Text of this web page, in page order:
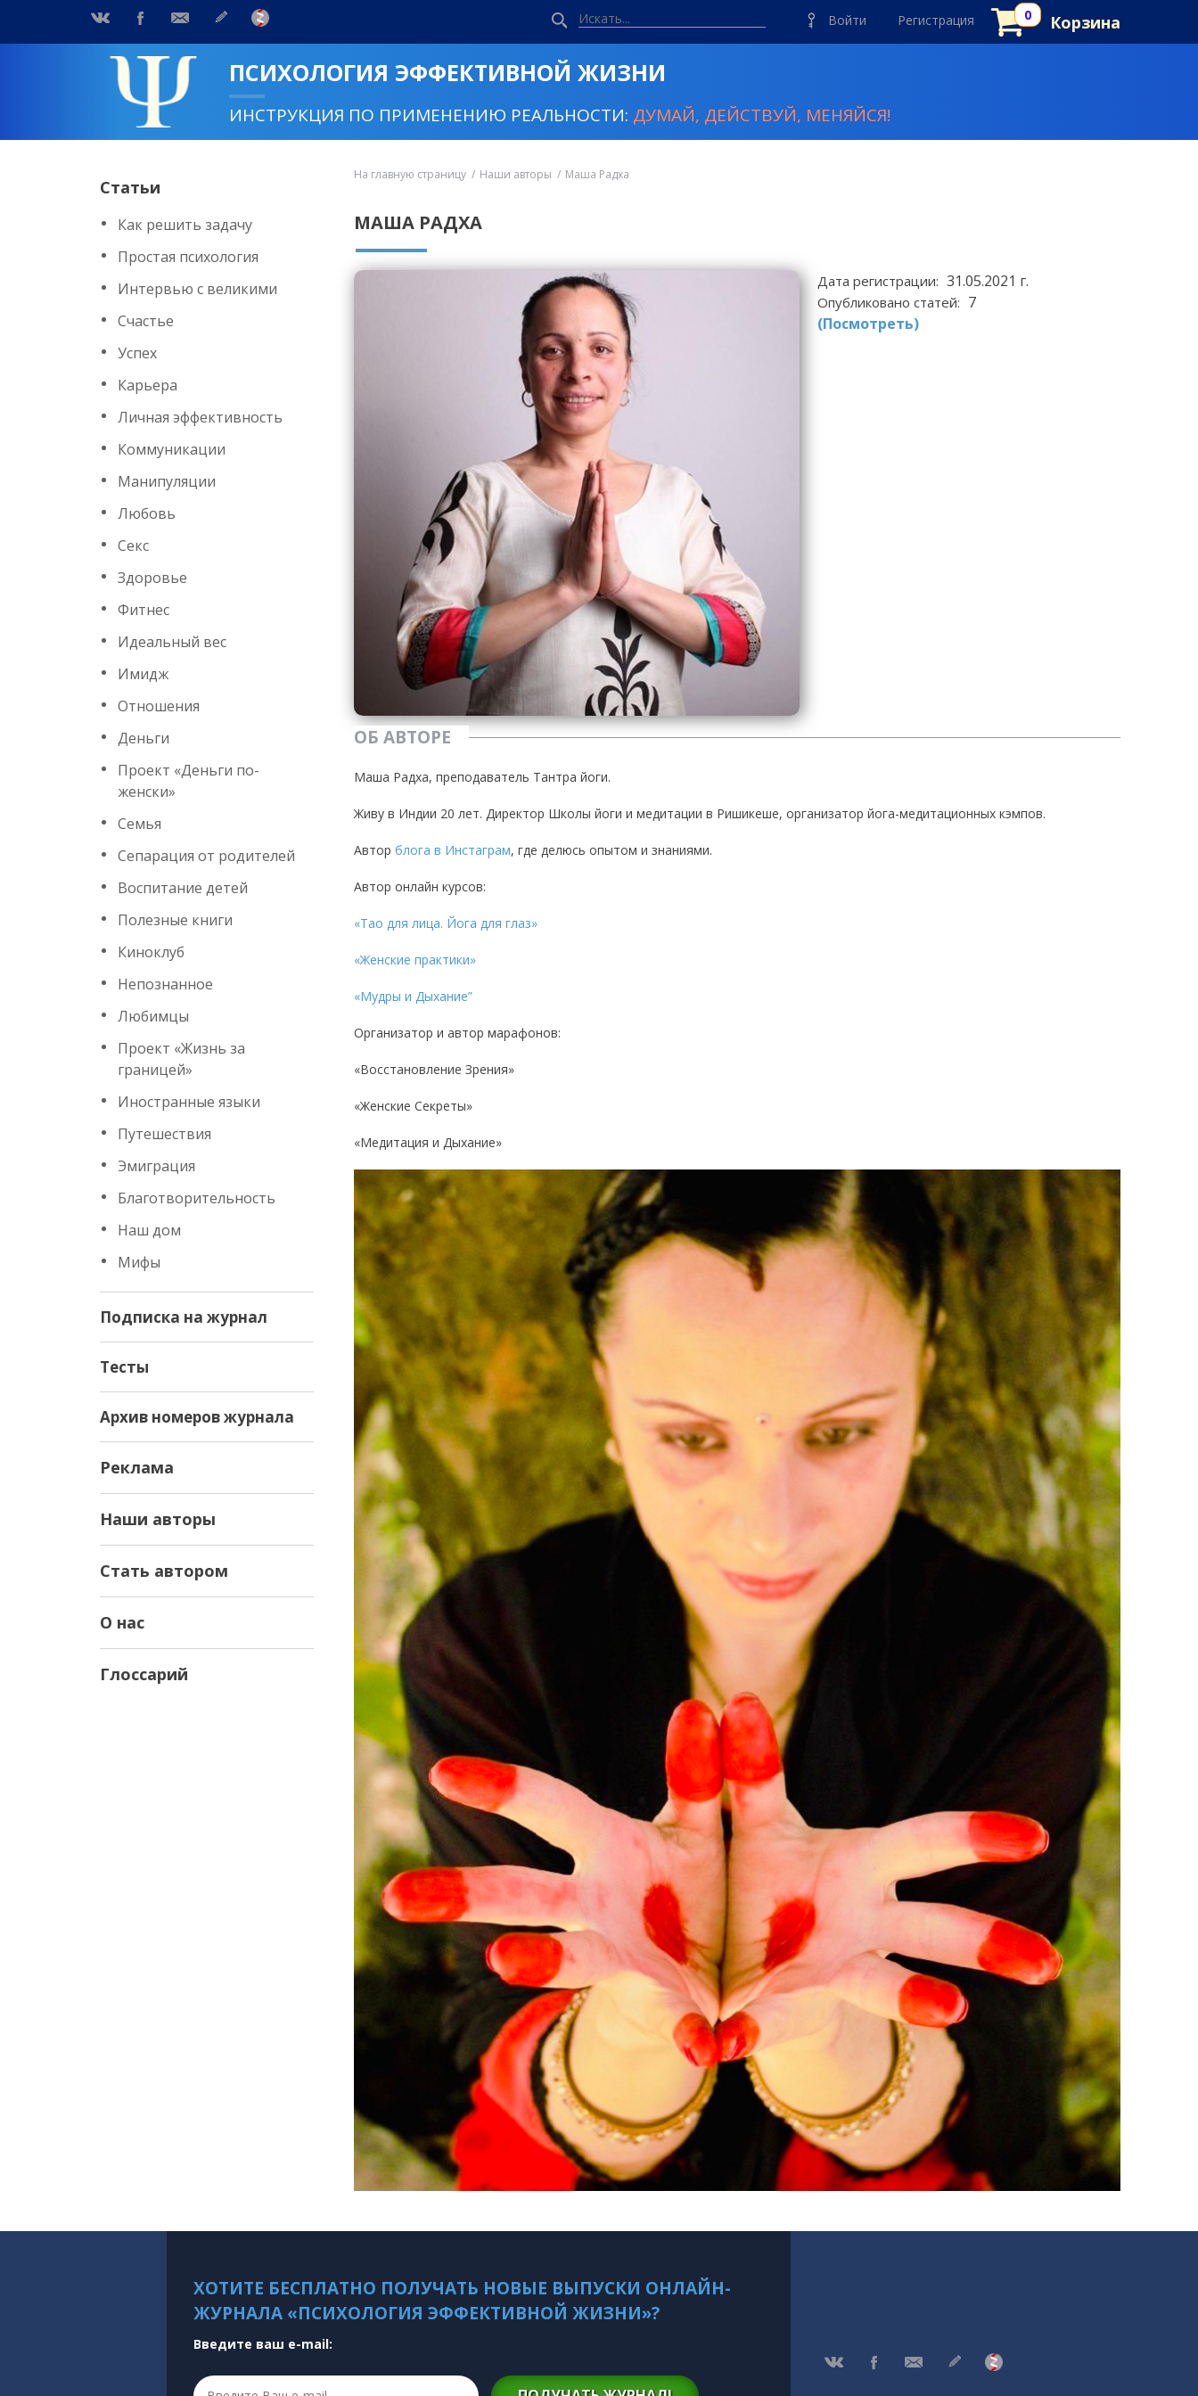
Войти Регистрация Корзина
ПСИХОЛОГИЯ ЭФФЕКТИВНОЙ ЖИЗНИ
ИНСТРУКЦИЯ ПО ПРИМЕНЕНИЮ РЕАЛЬНОСТИ: ДУМАЙ, ДЕЙСТВУЙ, МЕНЯЙСЯ!
Статьи
Как решить задачу
Простая психология
Интервью с великими
Счастье
Успех
Карьера
Личная эффективность
Коммуникации
Манипуляции
Любовь
Секс
Здоровье
Фитнес
Идеальный вес
Имидж
Отношения
Деньги
Проект «Деньги по-
женски»
Семья
Сепарация от родителей
Воспитание детей
Полезные книги
Киноклуб
Непознанное
Любимцы
Проект «Жизнь за
границей»
Иностранные языки
Путешествия
Эмиграция
Благотворительность
Наш дом
Мифы
Подписка на журнал
Тесты
Архив номеров журнала
Реклама
Наши авторы
Стать автором
О нас
Глоссарий
На главную страницу Наши авторы Маша Радха
МАША РАДХА
Дата регистрации: 31.05.2021 г.
Опубликовано статей: 7
(Посмотреть)
ОБ АВТОРЕ
Маша Радха, преподаватель Тантра йоги.
Живу в Индии 20 лет. Директор Школы йоги и медитации в Ришикеше, организатор йога-медитационных кэмпов.
Автор блога в Инстаграм, где делюсь опытом и знаниями.
Автор онлайн курсов:
«Тао для лица. Йога для глаз»
«Женские практики»
«Мудры и Дыхание”
Организатор и автор марафонов:
«Восстановление Зрения»
«Женские Секреты»
«Медитация и Дыхание»
ХОТИТЕ БЕСПЛАТНО ПОЛУЧАТЬ НОВЫЕ ВЫПУСКИ ОНЛАЙН-
ЖУРНАЛА «ПСИХОЛОГИЯ ЭФФЕКТИВНОЙ ЖИЗНИ»?
Введите ваш e-mail: